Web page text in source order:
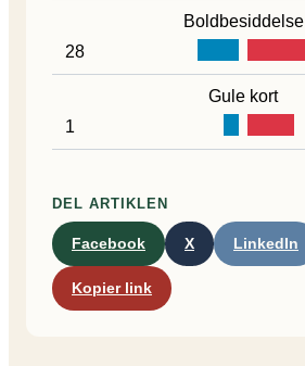
Boldbesiddelse
28
Gule kort
1
DEL ARTIKLEN
Facebook X LinkedIn
Kopier link